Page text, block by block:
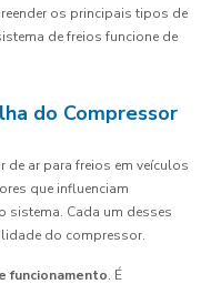
os principais tipos de
de freios funcione de
do Compressor
de ar para freios em veículos
que influenciam
sistema. Cada um desses
do compressor.
funcionamento. É